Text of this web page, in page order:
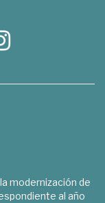
modernización de
al año